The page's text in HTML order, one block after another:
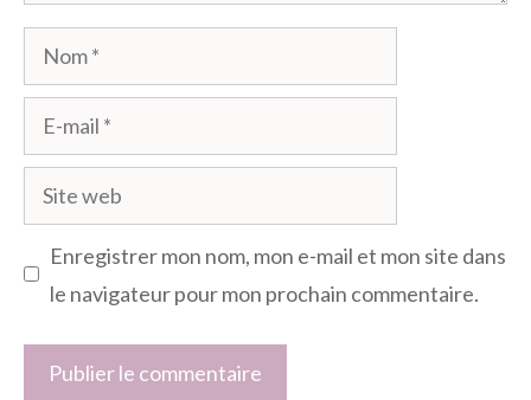
Nom
mail
Site
web
Enregistrer mon nom, mon e-mail et mon site dans
le navigateur pour mon prochain commentaire.